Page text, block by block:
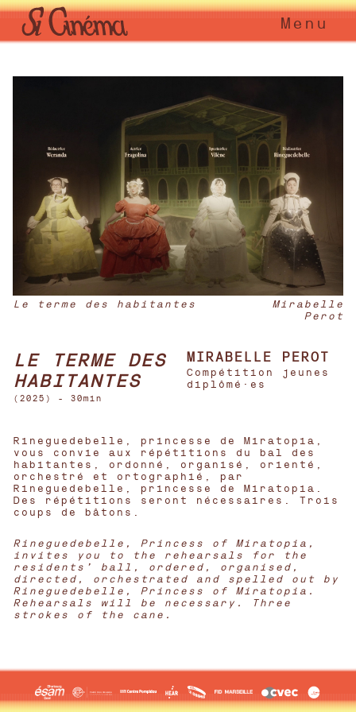
Menu
Le terme des habitantes
Mirabelle
Perot
LE TERME DES
HABITANTES
(2025) - 30min
MIRABELLE PEROT
Compétition jeunes
diplômé·es
Rineguedebelle, princesse de Miratopia,
vous convie aux répétitions du bal des
habitantes, ordonné, organisé, orienté,
orchestré et ortographié, par
Rineguedebelle, princesse de Miratopia.
Des répétitions seront nécessaires. Trois
coups de bâtons.
Rineguedebelle, Princess of Miratopia,
invites you to the rehearsals for the
residents’ ball, ordered, organised,
directed, orchestrated and spelled out by
Rineguedebelle, Princess of Miratopia.
Rehearsals will be necessary. Three
strokes of the cane.